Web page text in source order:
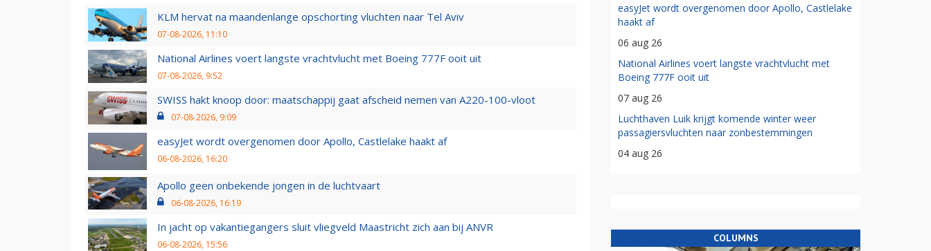
KLM hervat na maandenlange opschorting vluchten naar Tel Aviv
07-08-2026, 11:10
National Airlines voert langste vrachtvlucht met Boeing 777F ooit uit
07-08-2026, 9:52
SWISS hakt knoop door: maatschappij gaat afscheid nemen van A220-100-vloot
07-08-2026, 9:09
easyJet wordt overgenomen door Apollo, Castlelake haakt af
06-08-2026, 16:20
Apollo geen onbekende jongen in de luchtvaart
06-08-2026, 16:19
In jacht op vakantiegangers sluit vliegveld Maastricht zich aan bij ANVR
06-08-2026, 15:56
easyJet wordt overgenomen door Apollo, Castlelake
haakt af
06 aug 26
National Airlines voert langste vrachtvlucht met
Boeing 777F ooit uit
07 aug 26
Luchthaven Luik krijgt komende winter weer
passagiersvluchten naar zonbestemmingen
04 aug 26
COLUMNS